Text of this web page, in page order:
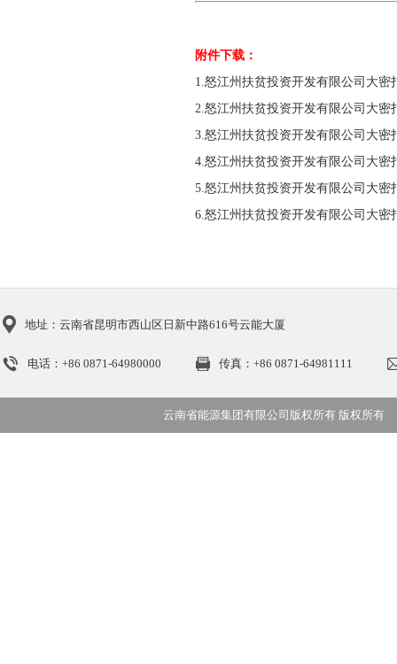
附件下载：
1. 怒江州扶贫投资开发有限公司大
2. 怒江州扶贫投资开发有限公司大
3. 怒江州扶贫投资开发有限公司大密
4. 怒江州扶贫投资开发有限公司大
5. 怒江州扶贫投资开发有限公司大
6. 怒江州扶贫投资开发有限公司大密
地址：云南省昆明市西山区日新中路616号云能大厦
电话：+86 0871-64980000 传真：+86 0871-64981111
云南省能源集团有限公司版权所有 版权所有